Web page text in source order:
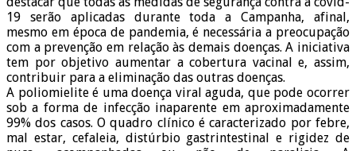
19 serão aplicadas durante toda a Campanha, afinal,
mesmo em época de pandemia, é necessária a preocupação
com a prevenção em relação às demais doenças. A iniciativa
tem por objetivo aumentar a cobertura vacinal e, assim,
contribuir para a eliminação das outras doenças.
A poliomielite é uma doença viral aguda, que pode ocorrer
sob a forma de infecção inaparente em aproximadamente
99% dos casos. O quadro clínico é caracterizado por febre,
mal estar, cefaleia, distúrbio gastrintestinal e rigidez de